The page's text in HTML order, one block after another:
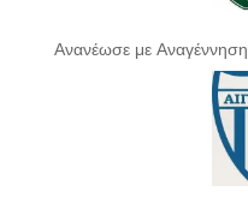
Ανανέωσε με